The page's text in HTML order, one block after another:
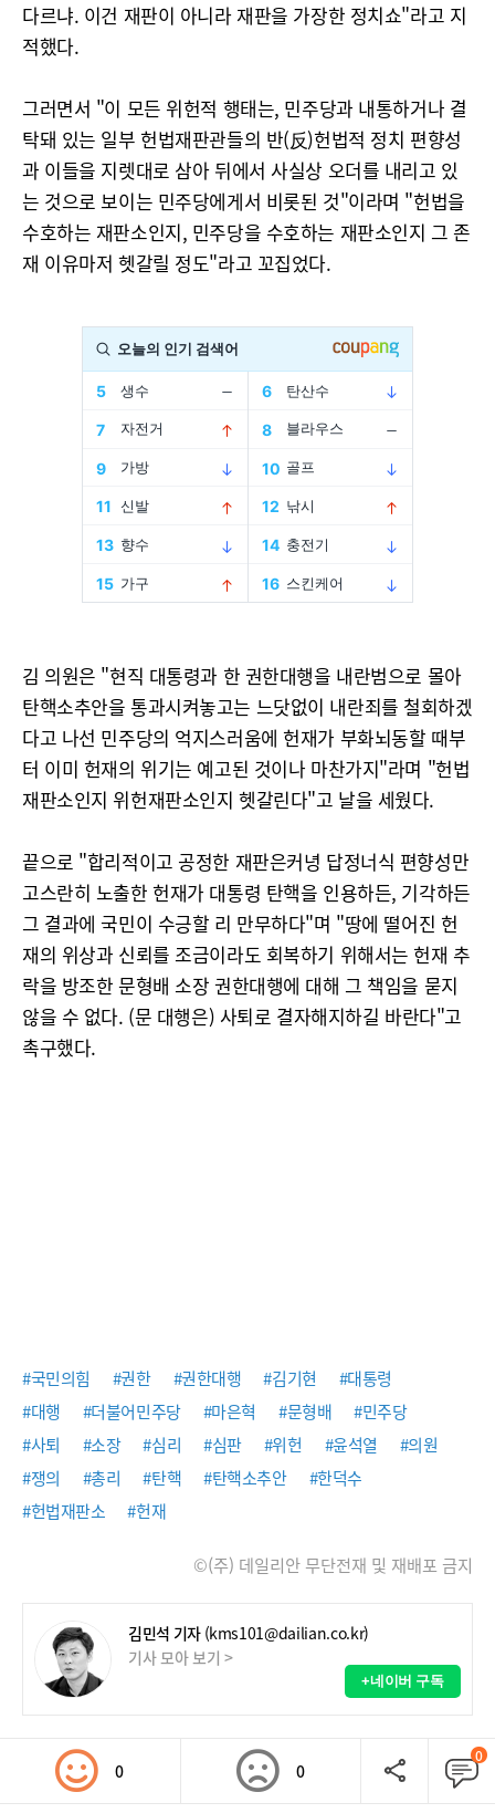
다르냐. 이건 재판이 아니라 재판을 가장한 정치쇼"라고 지
적했다.
그러면서 "이 모든 위헌적 행태는, 민주당과 내통하거나 결
탁돼 있는 일부 헌법재판관들의 반(反)헌법적 정치 편향성
과 이들을 지렛대로 삼아 뒤에서 사실상 오더를 내리고 있
는 것으로 보이는 민주당에게서 비롯된 것"이라며 "헌법을
수호하는 재판소인지, 민주당을 수호하는 재판소인지 그 존
재 이유마저 헷갈릴 정도"라고 꼬집었다.
김 의원은 "현직 대통령과 한 권한대행을 내란범으로 몰아
탄핵소추안을 통과시켜놓고는 느닷없이 내란죄를 철회하겠
다고 나선 민주당의 억지스러움에 헌재가 부화뇌동할 때부
터 이미 헌재의 위기는 예고된 것이나 마찬가지"라며 "헌법
재판소인지 위헌재판소인지 헷갈린다"고 날을 세웠다.
끝으로 "합리적이고 공정한 재판은커녕 답정너식 편향성만
고스란히 노출한 헌재가 대통령 탄핵을 인용하든, 기각하든
그 결과에 국민이 수긍할 리 만무하다"며 "땅에 떨어진 헌
재의 위상과 신뢰를 조금이라도 회복하기 위해서는 헌재 추
락을 방조한 문형배 소장 권한대행에 대해 그 책임을 묻지
않을 수 없다. (문 대행은) 사퇴로 결자해지하길 바란다"고
촉구했다.
#국민의힘 #권한 #권한대행 #김기현
#대통령
#대행
#더불어민주당 #마은혁 #문형배
#민주당
#사퇴
#소장 #심리 #심판 #위헌 #윤석열
#의원
#쟁의
#총리 #탄핵 #탄핵소추안
#한덕수
#헌법재판소
#헌재
©(주) 데일리안 무단전재 및 재배포 금지
김민석 기자 (kms101@dailian.co.kr)
기사 모아 보기 >
+네이버 구독
0 0
0